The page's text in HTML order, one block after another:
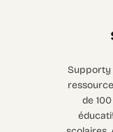
Supporty
de